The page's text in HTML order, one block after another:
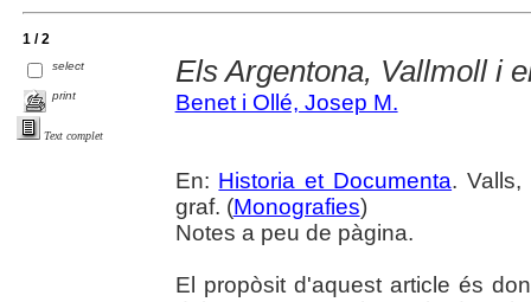
1 / 2
select
print
Text complet
Els Argentona, Vallmoll i
Benet i Ollé, Josep M.
En: Historia et Documenta. Valls,
graf. (Monografies)
Notes a peu de pàgina.
El propòsit d'aquest article és